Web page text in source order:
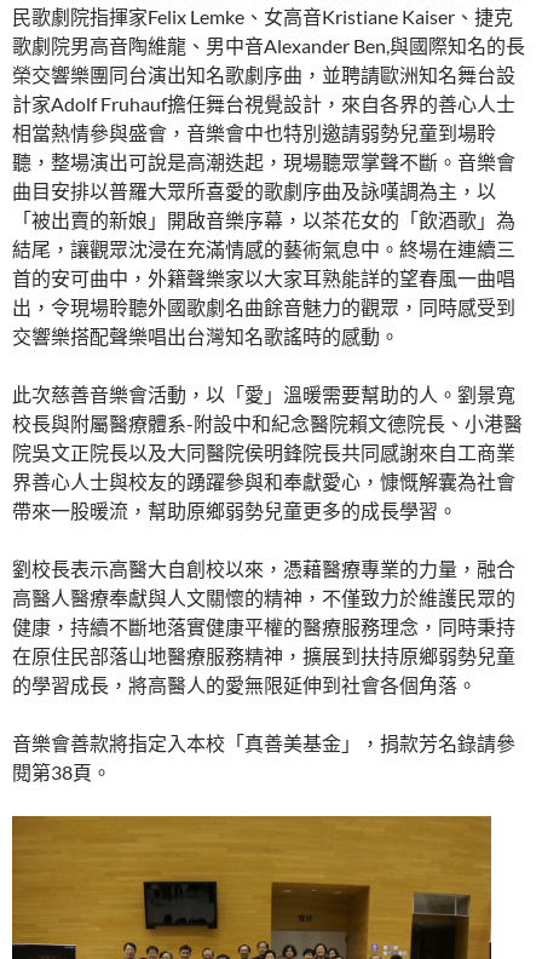
民歌劇院指揮家Felix Lemke、女高音Kristiane Kaiser、捷克
歌劇院男高音陶維龍、男中音Alexander Ben,與國際知名的長
榮交響樂團同台演出知名歌劇序曲，並聘請歐洲知名舞台設
計家Adolf Fruhauf擔任舞台視覺設計，來自各界的善心人士
相當熱情參與盛會，音樂會中也特別邀請弱勢兒童到場聆
聽，整場演出可說是高潮迭起，現場聽眾掌聲不斷。音樂會
曲目安排以普羅大眾所喜愛的歌劇序曲及詠嘆調為主，以
「被出賣的新娘」開啟音樂序幕，以茶花女的「飲酒歌」為
結尾，讓觀眾沈浸在充滿情感的藝術氣息中。終場在連續三
首的安可曲中，外籍聲樂家以大家耳熟能詳的望春風一曲唱
出，令現場聆聽外國歌劇名曲餘音魅力的觀眾，同時感受到
交響樂搭配聲樂唱出台灣知名歌謠時的感動。
此次慈善音樂會活動，以「愛」溫暖需要幫助的人。劉景寬
校長與附屬醫療體系-附設中和紀念醫院賴文德院長、小港醫
院吳文正院長以及大同醫院侯明鋒院長共同感謝來自工商業
界善心人士與校友的踴躍參與和奉獻愛心，慷慨解囊為社會
帶來一股暖流，幫助原鄉弱勢兒童更多的成長學習。
劉校長表示高醫大自創校以來，憑藉醫療專業的力量，融合
高醫人醫療奉獻與人文關懷的精神，不僅致力於維護民眾的
健康，持續不斷地落實健康平權的醫療服務理念，同時秉持
在原住民部落山地醫療服務精神，擴展到扶持原鄉弱勢兒童
的學習成長，將高醫人的愛無限延伸到社會各個角落。​
音樂會善款將指定入本校「真善美基金」，捐款芳名錄請參
閱第38頁。